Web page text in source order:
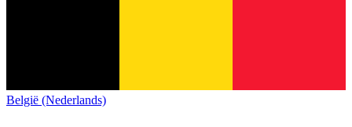
België (Nederlands)